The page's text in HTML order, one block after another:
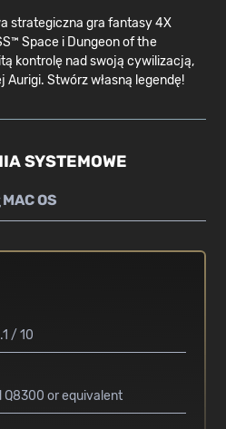
strategiczna gra fantasy 4X
Space i Dungeon of the
kontrolę nad swoją cywilizacją,
Stwórz własną legendę!
SYSTEMOWE
MAC OS
/ 10
Q8300 or equivalent